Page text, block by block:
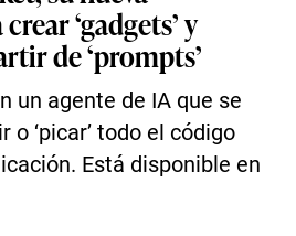
‘gadgets’ y
de ‘prompts’
un agente de IA que se
o ‘picar’ todo el código
Está disponible en